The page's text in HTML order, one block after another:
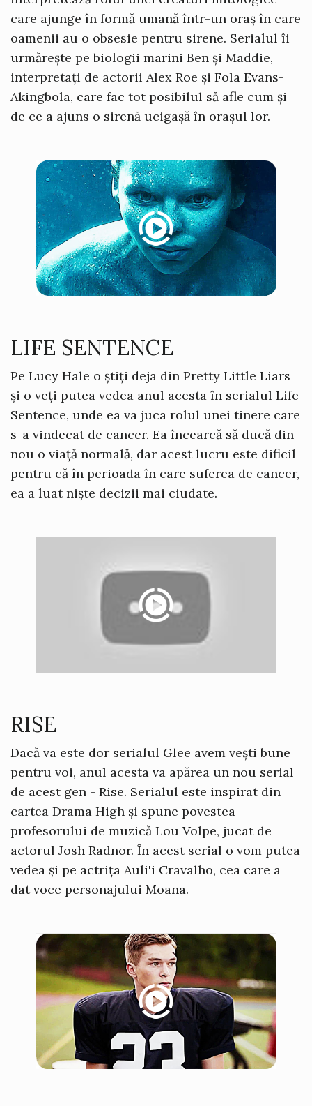
care ajunge în formă umană într-un oraș în care
oamenii au o obsesie pentru sirene. Serialul îi
urmărește pe biologii marini Ben și Maddie,
interpretați de actorii Alex Roe și Fola Evans-
Akingbola, care fac tot posibilul să afle cum și
de ce a ajuns o sirenă ucigașă în orașul lor.
LIFE SENTENCE
Pe Lucy Hale o știți deja din Pretty Little Liars
și o veți putea vedea anul acesta în serialul Life
Sentence, unde ea va juca rolul unei tinere care
s-a vindecat de cancer. Ea încearcă să ducă din
nou o viață normală, dar acest lucru este dificil
pentru că în perioada în care suferea de cancer,
ea a luat niște decizii mai ciudate.
RISE
Dacă va este dor serialul Glee avem vești bune
pentru voi, anul acesta va apărea un nou serial
de acest gen - Rise. Serialul este inspirat din
cartea Drama High și spune povestea
profesorului de muzică Lou Volpe, jucat de
actorul Josh Radnor. În acest serial o vom putea
vedea și pe actrița Auli'i Cravalho, cea care a
dat voce personajului Moana.